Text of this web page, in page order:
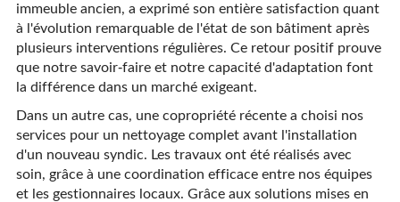
immeuble ancien, a exprimé son entière satisfaction quant
à l'évolution remarquable de l'état de son bâtiment après
plusieurs interventions régulières. Ce retour positif prouve
que notre savoir-faire et notre capacité d'adaptation font
la différence dans un marché exigeant.
Dans un autre cas, une copropriété récente a choisi nos
services pour un nettoyage complet avant l'installation
d'un nouveau syndic. Les travaux ont été réalisés avec
soin, grâce à une coordination efficace entre nos équipes
et les gestionnaires locaux. Grâce aux solutions mises en